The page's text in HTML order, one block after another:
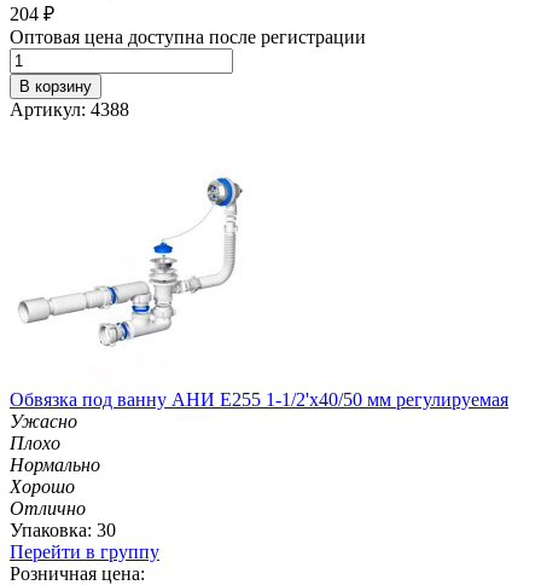
204 ₽
Оптовая цена доступна после регистрации
В корзину
Артикул: 4388
Обвязка под ванну АНИ E255 1-1/2'х40/50 мм регулируемая
Ужасно
Плохо
Нормально
Хорошо
Отлично
Упаковка: 30
Перейти в группу
Розничная цена: